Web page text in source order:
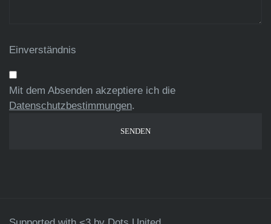
Einverständnis
Mit dem Absenden akzeptiere ich die
Datenschutzbestimmungen.